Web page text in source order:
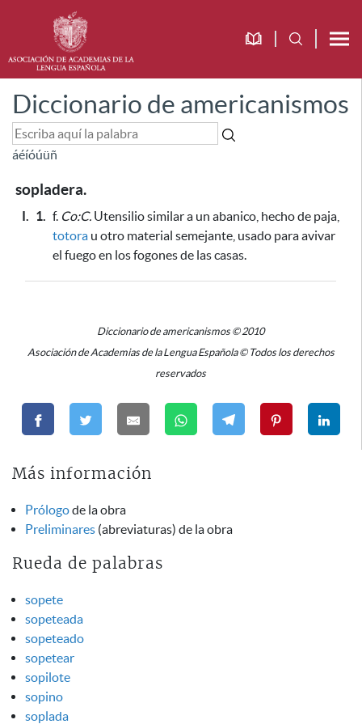
Diccionario de americanismos
áéíóúüñ
sopladera.
I. 1. f. Co:C. Utensilio similar a un abanico, hecho de paja,
totora u otro material semejante, usado para avivar
el fuego en los fogones de las casas.
Diccionario de americanismos © 2010
Asociación de Academias de la Lengua Española © Todos los derechos
reservados
Más información
Prólogode la obra
Preliminares (abreviaturas) de la obra
Rueda de palabras
sopete
sopeteada
sopeteado
sopetear
sopilote
sopino
soplada